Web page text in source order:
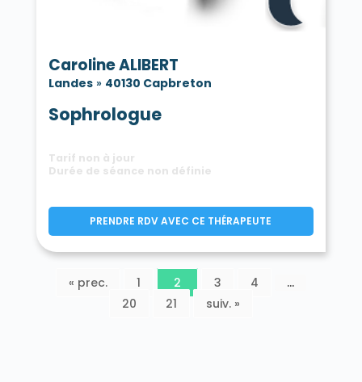
Caroline ALIBERT
Landes» 40130 Capbreton
Sophrologue
Tarif non à jour
Durée de séance non définie
PRENDRE RDV AVEC CE THÉRAPEUTE
« prec. 1 2 3 4
…
20
21 suiv. »